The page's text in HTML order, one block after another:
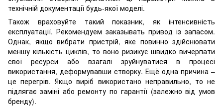
технічній документації будь-якої моделі.
Також враховуйте такий показник, як інтенсивність
експлуатації. Рекомендуем заказывать привод із запасом.
Однак, якщо вибрати пристрій, яке повинно здійснювати
меншу кількість циклів, то воно ризикує швидко вичерпати
свої ресурси або взагалі зруйнуватися в процесі
використання, деформувавши створку. Ещё одна причина –
це перегрів.Якщо виріб використано неправильно, то не
підлягає заміні або ремонту по гарантії (залежно від умов
бренду).